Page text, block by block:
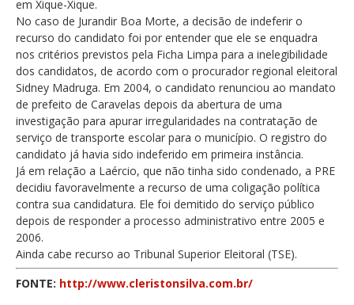
em Xique-Xique.
No caso de Jurandir Boa Morte, a decisão de indeferir o
recurso do candidato foi por entender que ele se enquadra
nos critérios previstos pela Ficha Limpa para a inelegibilidade
dos candidatos, de acordo com o procurador regional eleitoral
Sidney Madruga. Em 2004, o candidato renunciou ao mandato
de prefeito de Caravelas depois da abertura de uma
investigação para apurar irregularidades na contratação de
serviço de transporte escolar para o município. O registro do
candidato já havia sido indeferido em primeira instância.
Já em relação a Laércio, que não tinha sido condenado, a PRE
decidiu favoravelmente a recurso de uma coligação política
contra sua candidatura. Ele foi demitido do serviço público
depois de responder a processo administrativo entre 2005 e
2006.
Ainda cabe recurso ao Tribunal Superior Eleitoral (TSE).
FONTE: http://www.cleristonsilva.com.br/